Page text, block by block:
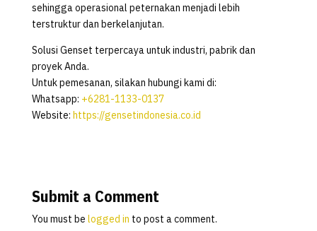
sehingga operasional peternakan menjadi lebih
terstruktur dan berkelanjutan.
Solusi Genset terpercaya untuk industri, pabrik dan
proyek Anda.
Untuk pemesanan, silakan hubungi kami di:
Whatsapp: +6281-1133-0137
Website: https://gensetindonesia.co.id
Submit a Comment
You must be logged in to post a comment.